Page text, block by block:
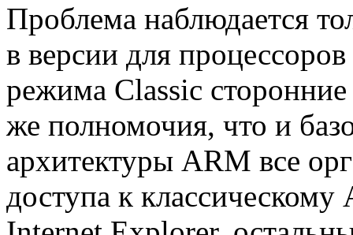
Проблема наблюдается
в версии для
режима Classic
же полномочия, что и
архитектуры ARM все
доступа к классическому